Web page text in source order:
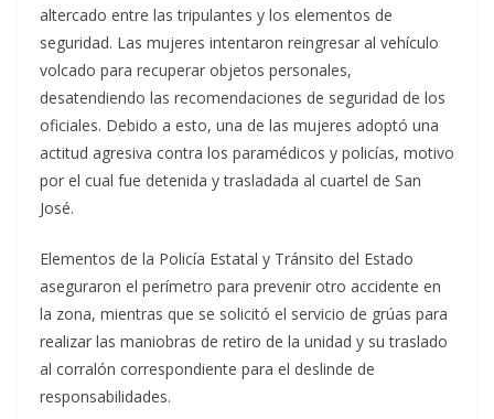
altercado entre las tripulantes y los elementos de
seguridad. Las mujeres intentaron reingresar al vehículo
volcado para recuperar objetos personales,
desatendiendo las recomendaciones de seguridad de los
oficiales. Debido a esto, una de las mujeres adoptó una
actitud agresiva contra los paramédicos y policías, motivo
por el cual fue detenida y trasladada al cuartel de San
José.
Elementos de la Policía Estatal y Tránsito del Estado
aseguraron el perímetro para prevenir otro accidente en
la zona, mientras que se solicitó el servicio de grúas para
realizar las maniobras de retiro de la unidad y su traslado
al corralón correspondiente para el deslinde de
responsabilidades.